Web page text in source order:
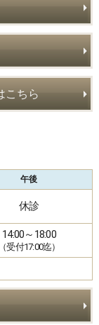
こちら
午後
休診
14:00～18:00
（受付17:00迄）